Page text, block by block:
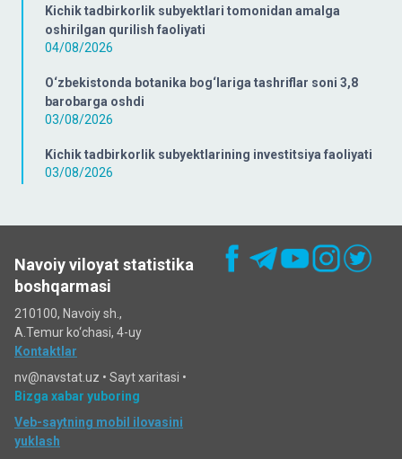
Kichik tadbirkorlik subyektlari tomonidan amalga
oshirilgan qurilish faoliyati
04/08/2026
O‘zbekistonda botanika bog‘lariga tashriflar soni 3,8
barobarga oshdi
03/08/2026
Kichik tadbirkorlik subyektlarining investitsiya faoliyati
03/08/2026
Navoiy viloyat statistika
boshqarmasi
210100, Navoiy sh.,
A.Temur ko‘chаsi, 4-uy
Kontaktlar
nv@navstat.uz • Sayt xaritasi •
Bizga xabar yuboring
Veb-saytning mobil ilovasini
yuklash